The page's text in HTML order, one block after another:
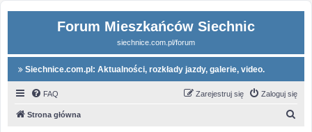
Forum Mieszkańców Siechnic
siechnice.com.pl/forum
Siechnice.com.pl: Aktualności, rozkłady jazdy, galerie, video.
FAQ Zaloguj się
Zarejestruj się
Strona główna